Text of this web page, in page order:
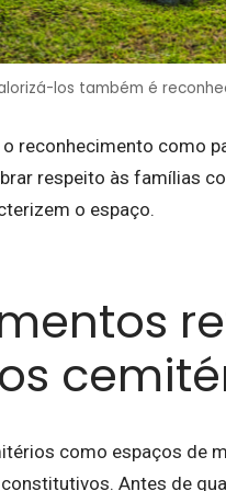
los também é
reconhecimento como
respeito às famílias
o espaço.
como espaços de
Antes de